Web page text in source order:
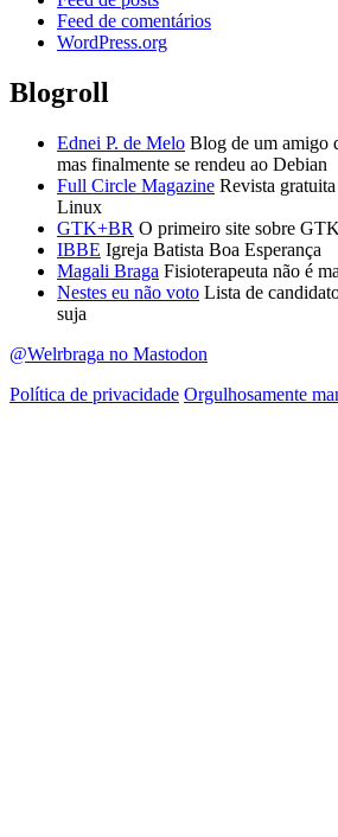
Feed de comentários
WordPress.org
Blogroll
Ednei P. de Melo Blog de um amigo
mas finalmente se rendeu ao Debian
Full Circle Magazine Revista
Linux
GTK+BR O primeiro site sobre
IBBE Igreja Batista Boa Esperança
Magali Braga Fisioterapeuta não é
Nestes eu não voto Lista de
suja
@Welrbraga no Mastodon
Política de privacidade Orgulhosamente